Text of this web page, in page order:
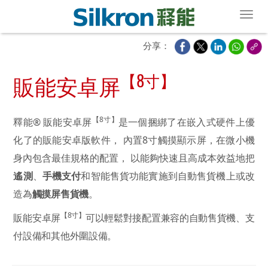
分享：
販能安卓屏 【8寸】
釋能® 販能安卓屏 【8寸】 是一個捆綁了在嵌入式硬件上優
化了的販能安卓版軟件， 內置8寸觸摸顯示屏，在微小機
身內包含最佳規格的配置， 以能夠快速且高成本效益地把
遙測、 手機支付和智能售貨功能實施到自動售貨機上或改
造為觸摸屏售貨機。
販能安卓屏 【8寸】 可以輕鬆對接配置兼容的自動售貨機、支
付設備和其他外圍設備。